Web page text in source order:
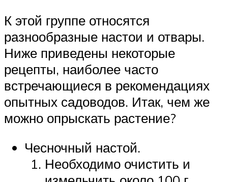
К этой группе относятся
разнообразные настои и отвары.
Ниже приведены некоторые
рецепты, наиболее часто
встречающиеся в рекомендациях
опытных садоводов. Итак, чем же
можно опрыскать растение?
Чесночный настой.
Необходимо очистить и